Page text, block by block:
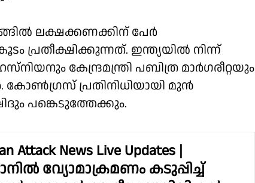
ലക്ഷക്കണക്കിന് പേര്‍
പ്രതീക്ഷിക്കുന്നത്. ഇന്ത്യയില്‍ നിന്ന്
കേന്ദ്രമന്ത്രി പബിത്ര മാര്‍ഗരീറ്റയും
കോണ്‍ഗ്രസ് പ്രതിനിധിയായി മുന്‍
പങ്കെടുത്തേക്കും.
Attack News Live Updates |
വ്യോമാക്രമണം കടുപ്പിച്ച്